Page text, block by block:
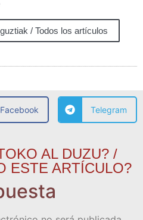
/ Todos los artículos
Facebook Telegram
AL DUZU? /
ESTE ARTÍCULO?